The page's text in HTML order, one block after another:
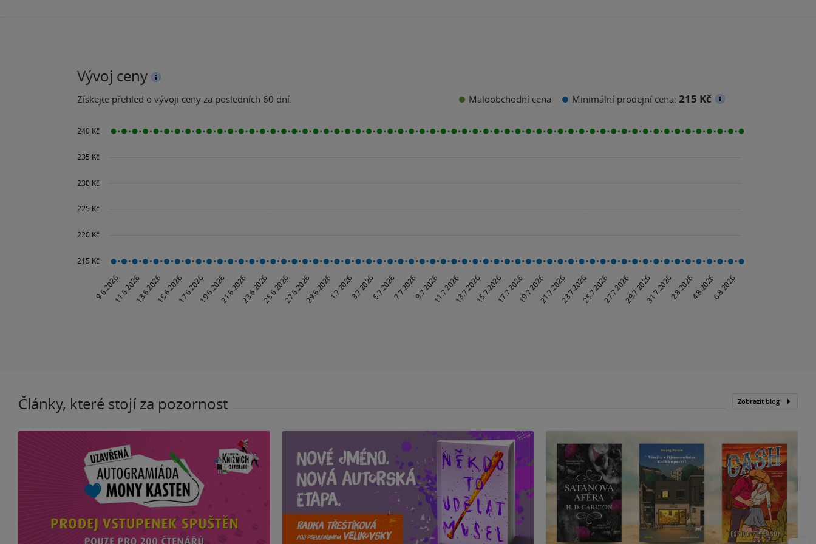
Vývoj ceny
Získejte přehled o vývoji ceny za posledních 60 dní. Maloobchodní cena Minimální prodejní cena: 215 Kč
Články, které stojí za pozornost Zobrazit blog